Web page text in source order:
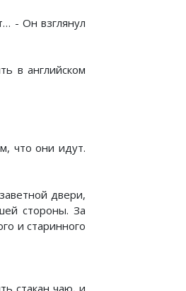
- Он взглянул
в английском
что они идут.
двери,
стороны. За
и старинного